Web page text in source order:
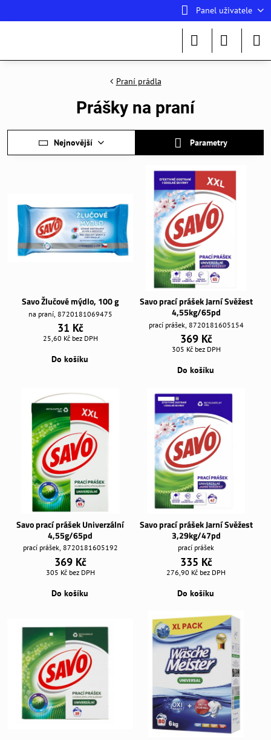
Panel uživatele
Praní prádla
Prášky na praní
Nejnovější Parametry
Savo Žlučové mýdlo, 100 g
na praní, 8720181069475
31 Kč
25,60 Kč bez DPH
Do košíku
Savo prací prášek Jarní Svěžest
4,55kg/65pd
prací prášek, 8720181605154
369 Kč
305 Kč bez DPH
Do košíku
Savo prací prášek Univerzální
4,55g/65pd
prací prášek, 8720181605192
369 Kč
305 Kč bez DPH
Do košíku
Savo prací prášek Jarní Svěžest
3,29kg/47pd
prací prášek
335 Kč
276,90 Kč bez DPH
Do košíku